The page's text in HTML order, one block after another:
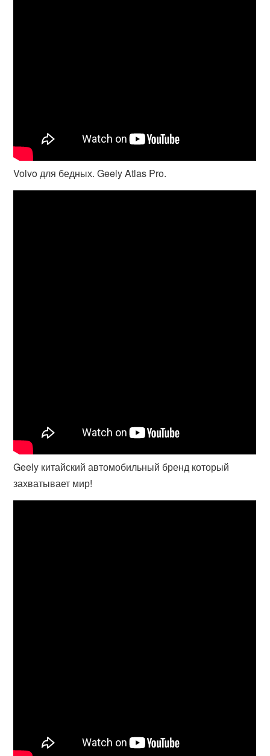
Volvo для бедных. Geely Atlas Pro.
Geely китайский автомобильный бренд который
захватывает мир!